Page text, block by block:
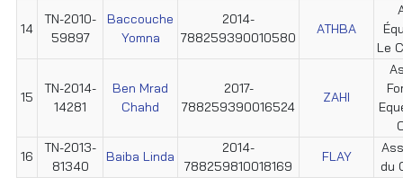
14
TN-2010-
59897
Baccouche
Yomna
2014-
788259390010580
ATHBA
Le
15
TN-2014-
14281
Ben Mrad
Chahd
2017-
788259390016524
ZAHI
16
TN-2013-
81340
Baiba Linda
2014-
788259810018169
FLAY
du